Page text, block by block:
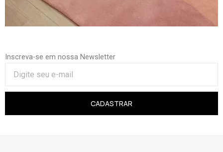
Inscreva-se em nossa Newsletter
CADASTRAR